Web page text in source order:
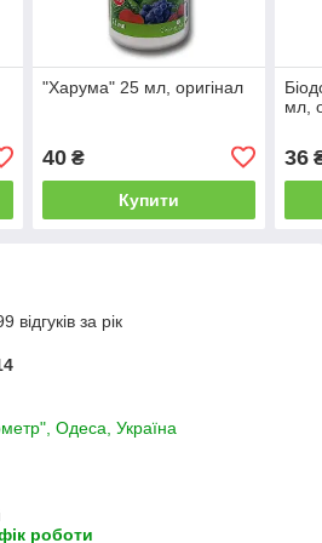
"Харума" 25 мл, оригінал
40₴
Купити
мл,
36
за рік
Одеса, Україна
роботи